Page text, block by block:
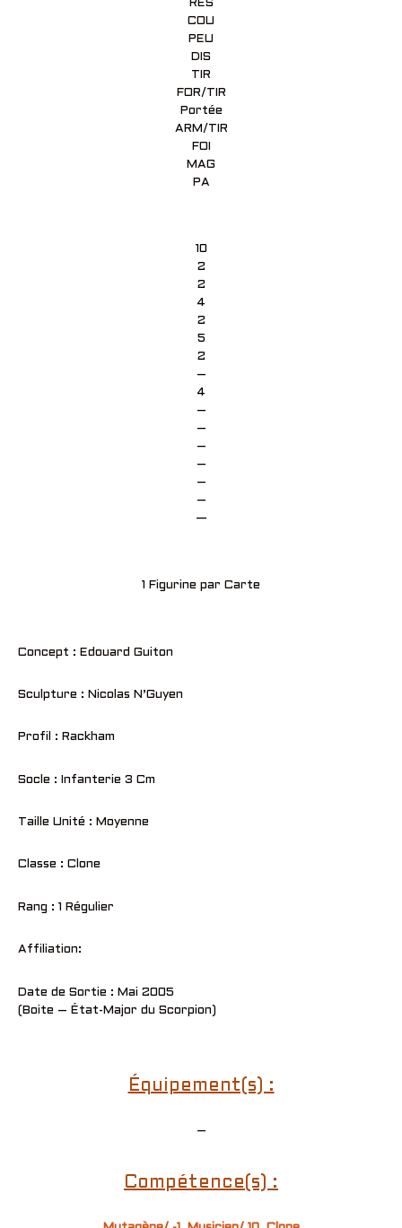
RES
COU
PEU
DIS
TIR
FOR/TIR
Portée
ARM/TIR
FOI
MAG
PA
10
2
2
4
2
5
2
–
4
–
–
–
–
–
–
—
1 Figurine par Carte
Concept : Edouard Guiton
Sculpture : Nicolas N’Guyen
Profil : Rackham
Socle : Infanterie 3 Cm
Taille Unité : Moyenne
Classe : Clone
Rang : 1 Régulier
Affiliation:
Date de Sortie : Mai 2005
(Boite – État-Major du Scorpion)
Équipement(s) :
–
Compétence(s) :